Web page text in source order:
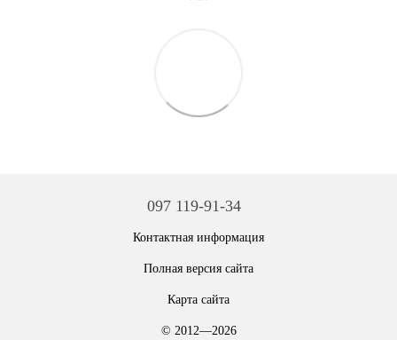
097 119-91-34
Контактная информация
Полная версия сайта
Карта сайта
© 2012—2026